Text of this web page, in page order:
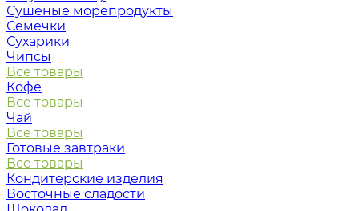
Сушеные морепродукты
Семечки
Сухарики
Чипсы
Все товары
Кофе
Все товары
Чай
Все товары
Готовые завтраки
Все товары
Кондитерские изделия
Восточные сладости